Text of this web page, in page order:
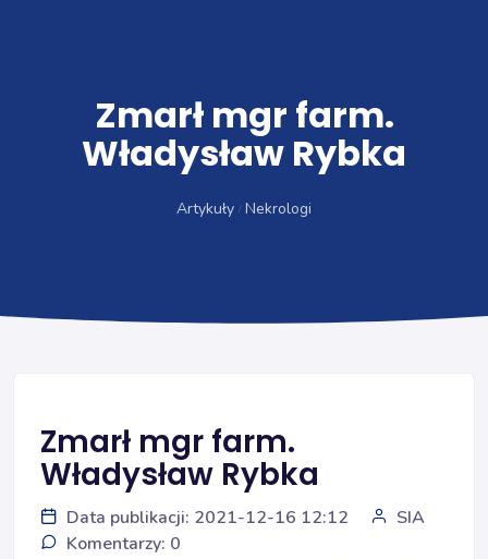
Zmarł mgr farm.
Władysław Rybka
Artykuły Nekrologi
Zmarł mgr farm.
Władysław Rybka
Data publikacji: 2021-12-16 12:12
SIA
Komentarzy: 0